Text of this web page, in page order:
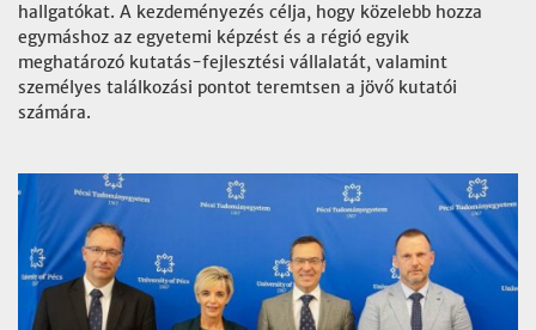
hallgatókat. A kezdeményezés célja, hogy közelebb hozza
egymáshoz az egyetemi képzést és a régió egyik
meghatározó kutatás-fejlesztési vállalatát, valamint
személyes találkozási pontot teremtsen a jövő kutatói
számára.